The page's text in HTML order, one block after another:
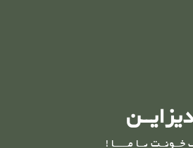
بــا مـــــا !